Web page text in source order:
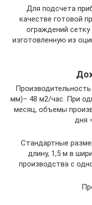
Для подсчета
качестве готовой
ограждений
изготовленную из
мм)– 48 м2/час. При
месяц, объемы
дня
Стандартные
длину, 1,5 м в
производства с